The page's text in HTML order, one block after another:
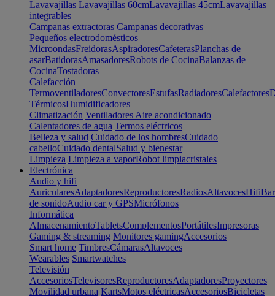
Lavavajillas Lavavajillas 60cmLavavajillas 45cmLavavajillas
integrables
Campanas extractoras Campanas decorativas
Pequeños electrodomésticos
MicroondasFreidorasAspiradoresCafeterasPlanchas de
asarBatidorasAmasadoresRobots de CocinaBalanzas de
CocinaTostadoras
Calefacción
TermoventiladoresConvectoresEstufasRadiadoresCalefactores
TérmicosHumidificadores
Climatización Ventiladores Aire acondicionado
Calentadores de agua Termos eléctricos
Belleza y salud Cuidado de los hombresCuidado
cabelloCuidado dentalSalud y bienestar
Limpieza Limpieza a vaporRobot limpiacristales
Electrónica
Audio y hifi
AuricularesAdaptadoresReproductoresRadiosAltavocesHifi
de sonidoAudio car y GPSMicrófonos
Informática
AlmacenamientoTabletsComplementosPortátilesImpresoras
Gaming & streaming Monitores gamingAccesorios
Smart home TimbresCámarasAltavoces
Wearables Smartwatches
Televisión
AccesoriosTelevisoresReproductoresAdaptadoresProyectores
Movilidad urbana KartsMotos eléctricasAccesoriosBicicletas